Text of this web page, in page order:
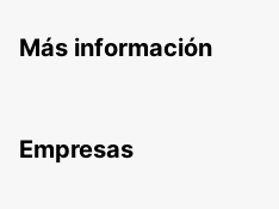
Más información
Empresas